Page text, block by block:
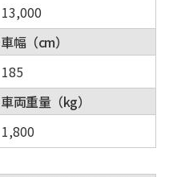
13,000
車幅（cm）
185
車両重量（kg）
1,800